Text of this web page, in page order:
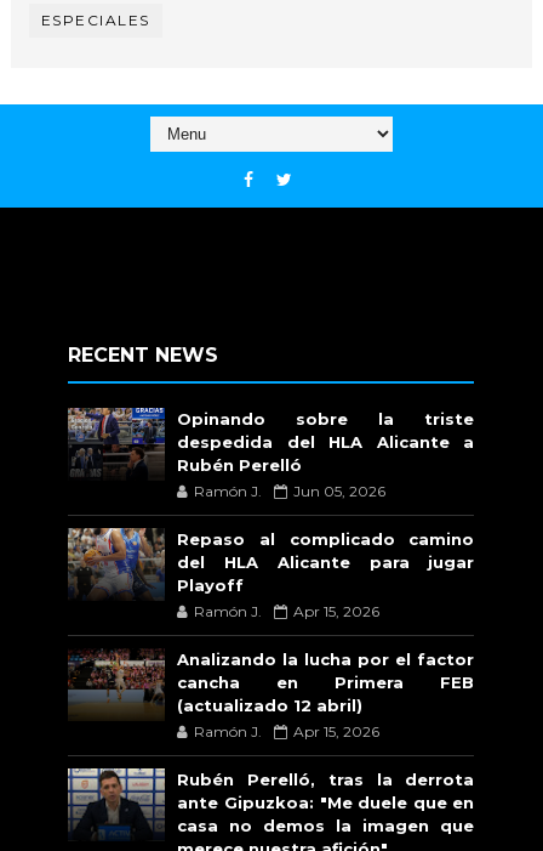
ESPECIALES
RECENT NEWS
Opinando sobre la triste
despedida del HLA Alicante a
Rubén Perelló
Ramón J. Jun 05, 2026
Repaso al complicado camino
del HLA Alicante para jugar
Playoff
Ramón J. Apr 15, 2026
Analizando la lucha por el factor
cancha en Primera FEB
(actualizado 12 abril)
Ramón J. Apr 15, 2026
Rubén Perelló, tras la derrota
ante Gipuzkoa: "Me duele que en
casa no demos la imagen que